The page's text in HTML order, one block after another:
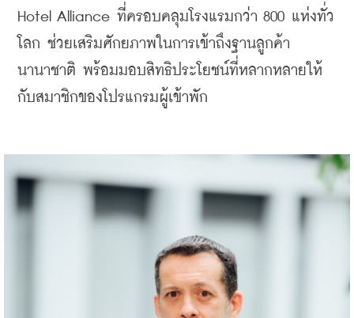
Hotel Alliance ที่ครอบคลุมโรงแรมกว่า 800 แห่งทั่ว
โลก ช่วยเสริมศักยภาพในการเข้าถึงฐานลูกค้า
นานาชาติ พร้อมมอบสิทธิประโยชน์ที่หลากหลายให้
กับสมาชิกของโปรแกรมผู้เข้าพัก